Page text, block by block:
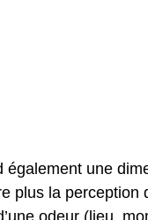
une
plus la perception